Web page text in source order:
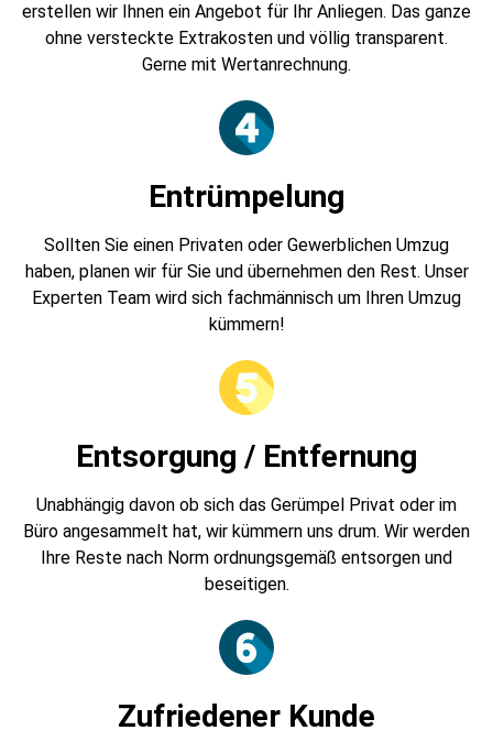
erstellen wir Ihnen ein Angebot für Ihr Anliegen. Das ganze
ohne versteckte Extrakosten und völlig transparent.
Gerne mit Wertanrechnung.
Entrümpelung
Sollten Sie einen Privaten oder Gewerblichen Umzug
haben, planen wir für Sie und übernehmen den Rest. Unser
Experten Team wird sich fachmännisch um Ihren Umzug
kümmern!
Entsorgung / Entfernung
Unabhängig davon ob sich das Gerümpel Privat oder im
Büro angesammelt hat, wir kümmern uns drum. Wir werden
Ihre Reste nach Norm ordnungsgemäß entsorgen und
beseitigen.
Zufriedener Kunde